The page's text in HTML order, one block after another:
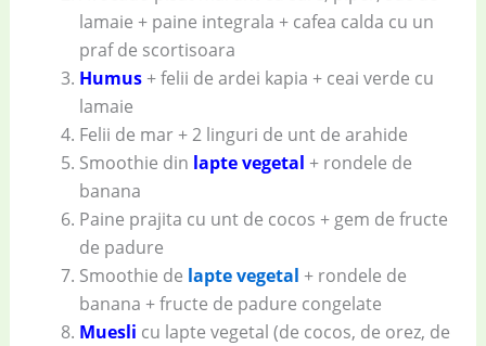
lamaie + paine integrala + cafea calda cu un
praf de scortisoara
Humus+ felii de ardei kapia + ceai verde cu
lamaie
Felii de mar + 2 linguri de unt de arahide
Smoothie din lapte vegetal + rondele de
banana
Paine prajita cu unt de cocos + gem de fructe
de padure
Smoothie de lapte vegetal + rondele de
banana + fructe de padure congelate
Muesli cu lapte vegetal (de cocos, de orez, de